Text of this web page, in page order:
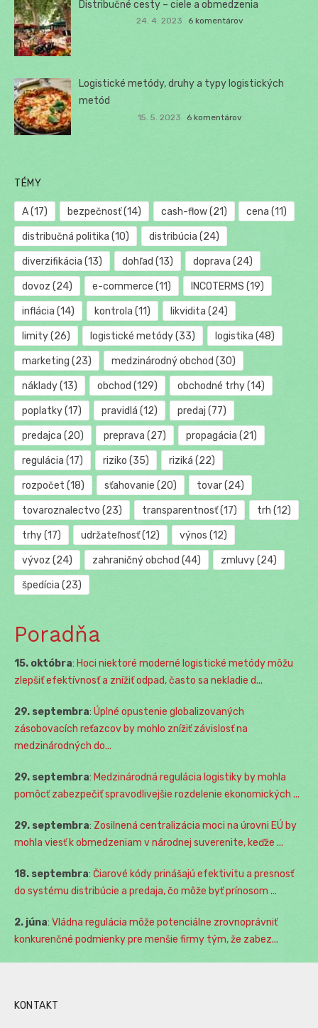
Distribučné cesty – ciele a obmedzenia
24. 4. 2023 6 komentárov
Logistické metódy, druhy a typy logistických
metód
15. 5. 2023 6 komentárov
TÉMY
A(17) bezpečnosť(14) cash-flow(21) cena (11)
distribučná politika (10) distribúcia (24)
diverzifikácia (13) dohľad (13) doprava (24)
dovoz (24) e-commerce (11) INCOTERMS (19)
inflácia (14) kontrola (11) likvidita (24)
limity(26) logistické metódy(33) logistika (48)
marketing (23) medzinárodný obchod (30)
náklady(13) obchod (129) obchodné trhy(14)
poplatky(17) pravidlá (12) predaj (77)
predajca (20) preprava (27) propagácia (21)
regulácia (17) riziko (35) riziká (22)
rozpočet (18) sťahovanie (20) tovar(24)
tovaroznalectvo (23) transparentnosť(17) trh (12)
trhy(17) udržateľnosť(12) výnos (12)
vývoz (24) zahraničný obchod (44) zmluvy(24)
špedícia (23)
Poradňa
15. októbra: Hoci niektoré moderné logistické metódy môžu
zlepšiť efektívnosť a znížiť odpad, často sa nekladie d...
29. septembra: Úplné opustenie globalizovaných
zásobovacích reťazcov by mohlo znížiť závislosť na
medzinárodných do...
29. septembra: Medzinárodná regulácia logistiky by mohla
pomôcť zabezpečiť spravodlivejšie rozdelenie ekonomických ...
29. septembra: Zosilnená centralizácia moci na úrovni EÚ by
mohla viesť k obmedzeniam v národnej suverenite, keďže ...
18. septembra: Čiarové kódy prinášajú efektivitu a presnosť
do systému distribúcie a predaja, čo môže byť prínosom ...
2. júna: Vládna regulácia môže potenciálne zrovnoprávniť
konkurenčné podmienky pre menšie firmy tým, že zabez...
KONTAKT